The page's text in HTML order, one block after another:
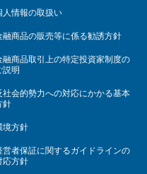
書も可）
があります。
人情報の取扱い
融商品の販売等に係る勧誘方針
融商品取引上の特定投資家制度の
説明
社会的勢力への対応にかかる基本
針
境方針
営者保証に関するガイドラインの
応方針